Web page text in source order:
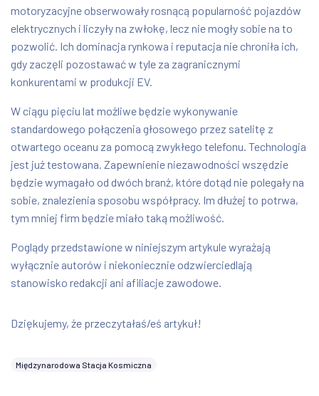
motoryzacyjne obserwowały rosnącą popularność pojazdów
elektrycznych i liczyły na zwłokę, lecz nie mogły sobie na to
pozwolić. Ich dominacja rynkowa i reputacja nie chroniła ich,
gdy zaczęli pozostawać w tyle za zagranicznymi
konkurentami w produkcji EV.
W ciągu pięciu lat możliwe będzie wykonywanie
standardowego połączenia głosowego przez satelitę z
otwartego oceanu za pomocą zwykłego telefonu. Technologia
jest już testowana. Zapewnienie niezawodności wszędzie
będzie wymagało od dwóch branż, które dotąd nie polegały na
sobie, znalezienia sposobu współpracy. Im dłużej to potrwa,
tym mniej firm będzie miało taką możliwość.
Poglądy przedstawione w niniejszym artykule wyrażają
wyłącznie autorów i niekoniecznie odzwierciedlają
stanowisko redakcji ani afiliacje zawodowe.
Dziękujemy, że przeczytałaś/eś artykuł!
Międzynarodowa Stacja Kosmiczna